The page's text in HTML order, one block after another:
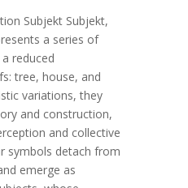
Subjekt Subjekt,
a series of
reduced
tree, house, and
variations, they
and construction,
and collective
symbols detach from
emerge as